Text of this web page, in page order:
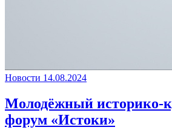
Новости 14.08.2024
Молодёжный историко-
форум «Истоки»